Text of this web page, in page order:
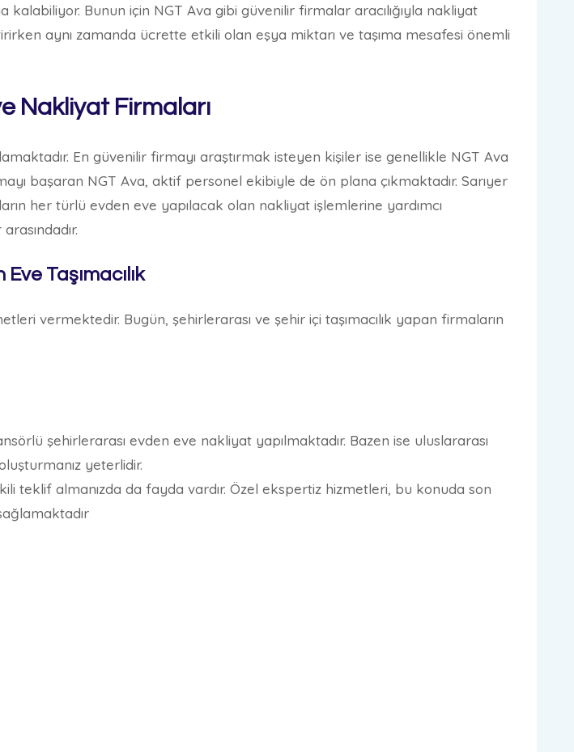
Bunun için NGT Ava gibi güvenilir firmalar aracılığıyla nakliyat
aynı zamanda ücrette etkili olan eşya miktarı ve taşıma mesafesi önemli
Nakliyat Firmaları
En güvenilir firmayı araştırmak isteyen kişiler ise genellikle NGT Ava
başaran NGT Ava, aktif personel ekibiyle de ön plana çıkmaktadır. Sarıyer
her türlü evden eve yapılacak olan nakliyat işlemlerine yardımcı
Taşımacılık
vermektedir. Bugün, şehirlerarası ve şehir içi taşımacılık yapan firmaların
şehirlerarası evden eve nakliyat yapılmaktadır. Bazen ise uluslararası
yeterlidir.
teklif almanızda da fayda vardır. Özel ekspertiz hizmetleri, bu konuda son